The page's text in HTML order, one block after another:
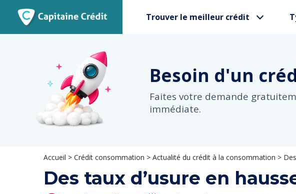
Trouver le meilleur crédit
Besoin d'un
Faites votre demande
immédiate.
Accueil > Crédit consommation > Actualité du crédit à la consommation >
Des taux d’usure en